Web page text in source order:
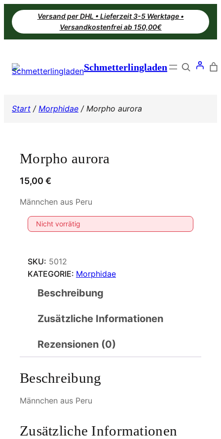
Zum
Inhalt
springen
Versand per DHL • Lieferzeit 3-5 Werktage •
Versandkostenfrei ab 150,00€
Schmetterlingladen Search
Start / Morphidae / Morpho aurora
Morpho aurora
15,00 €
Männchen aus Peru
Nicht vorrätig
SKU: 5012
KATEGORIE: Morphidae
Beschreibung
Zusätzliche Informationen
Rezensionen (0)
Beschreibung
Männchen aus Peru
Zusätzliche Informationen